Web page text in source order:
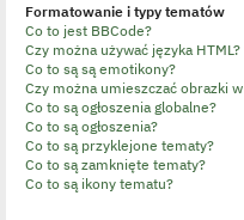
Formatowanie i typy tematów
Co to jest BBCode?
Czy można używać języka HTML?
Co to są są emotikony?
Czy można umieszczać obrazki
Co to są ogłoszenia globalne?
Co to są ogłoszenia?
Co to są przyklejone tematy?
Co to są zamknięte tematy?
Co to są ikony tematu?